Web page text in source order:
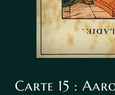
Carte 15 :